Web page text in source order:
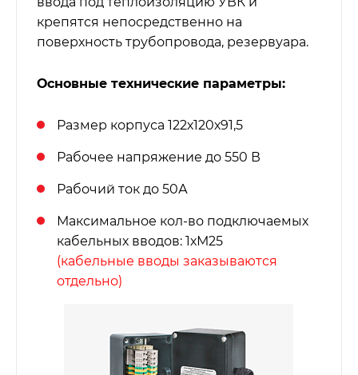
крепятся непосредственно на
поверхность трубопровода, резервуара.
Основные технические параметры:
Размер корпуса 122х120х91,5
Рабочее напряжение до 550 В
Рабочий ток до 50А
Максимальное кол-во подключаемых
кабельных вводов: 1хМ25
(кабельные вводы заказываются
отдельно)